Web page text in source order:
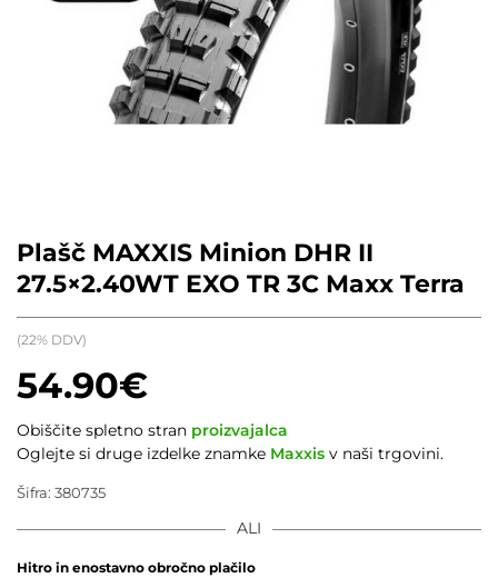
Plašč MAXXIS Minion DHR II
27.5×2.40WT EXO TR 3C Maxx Terra
54.90€
(22% DDV)
ALI
Hitro in enostavno obročno plačilo
Obiščite spletno stran proizvajalca
Oglejte si druge izdelke znamke Maxxis v naši trgovini.
Šifra: 380735